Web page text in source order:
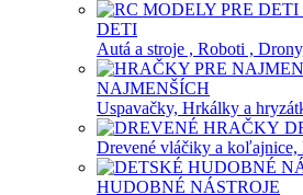
DETI
Autá a stroje , Roboti ,
NAJMENŠÍCH
Uspavačky, Hrkálky a
Drevené vláčiky a koľajnice,
HUDOBNÉ NÁSTROJE